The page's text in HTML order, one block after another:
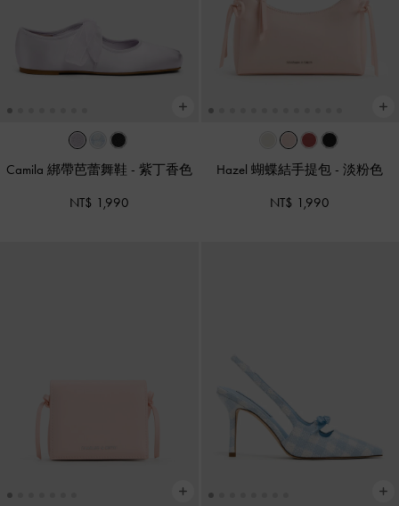
Camila 綁帶芭蕾舞鞋 - 紫丁香色
NT$ 1,990
Hazel 蝴蝶結手提包 -淡粉色
NT$ 1,990